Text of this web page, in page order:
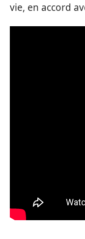
vie, en accord